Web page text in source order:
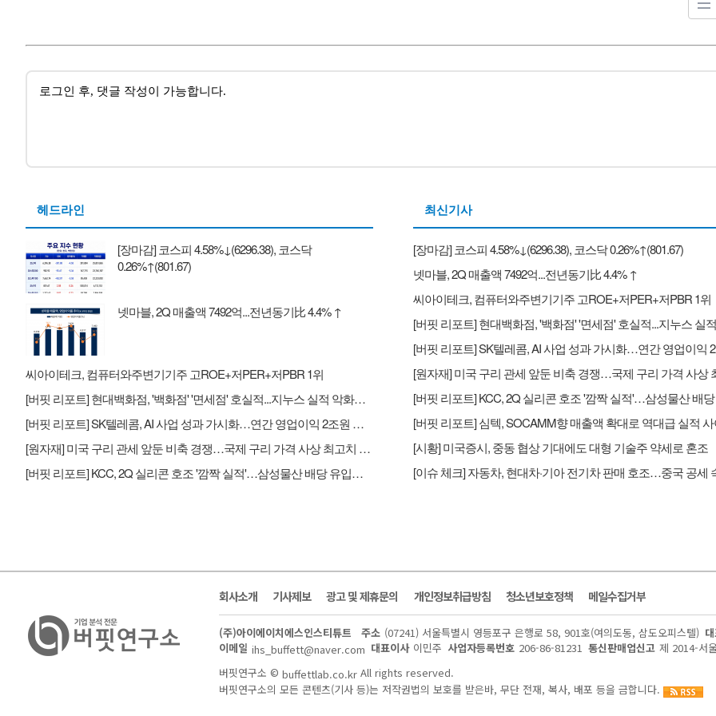
헤드라인
[장마감] 코스피 4.58%↓(6296.38), 코스닥
0.26%↑(801.67)
넷마블, 2Q 매출액 7492억...전년동기比 4.4% ↑
씨아이테크, 컴퓨터와주변기기주 고ROE+저PER+저PBR 1위
[버핏 리포트] 현대백화점, '백화점' '면세점' 호실적...지누스 실적 악화로 컨센 하회 - NH
[버핏 리포트] SK텔레콤, AI 사업 성과 가시화…연간 영업이익 2조원 기대 - 하나
[원자재] 미국 구리 관세 앞둔 비축 경쟁…국제 구리 가격 사상 최고치 경신
[버핏 리포트] KCC, 2Q 실리콘 호조 '깜짝 실적'…삼성물산 배당 유입도 긍정적 - 삼성
최신기사
[장마감] 코스피 4.58%↓(6296.38), 코스닥 0.26%↑(801.67)
넷마블, 2Q 매출액 7492억...전년동기比 4.4% ↑
씨아이테크, 컴퓨터와주변기기주 고ROE+저PER+저PBR 1위
[시황] 미국증시, 중동 협상 기대에도 대형 기술주 약세로 혼조
회사소개 기사제보 광고 및 제휴문의 개인정보취급방침 청소년보호정책 메일수집거부
(주)아이에이치에스인스티튜트 주소 (07241) 서울특별시 영등포구 은행로 58, 901호(여의도동, 삼도오피스텔)
이메일 ihs_buffett@naver.com 대표이사 이민주 사업자등록번호 206-86-81231 통신판매업신고 제 2014-서
버핏연구소 © buffettlab.co.kr All rights reserved.
버핏연구소의 모든 콘텐츠(기사 등)는 저작권법의 보호를 받은바, 무단 전재, 복사, 배포 등을 금합니다.